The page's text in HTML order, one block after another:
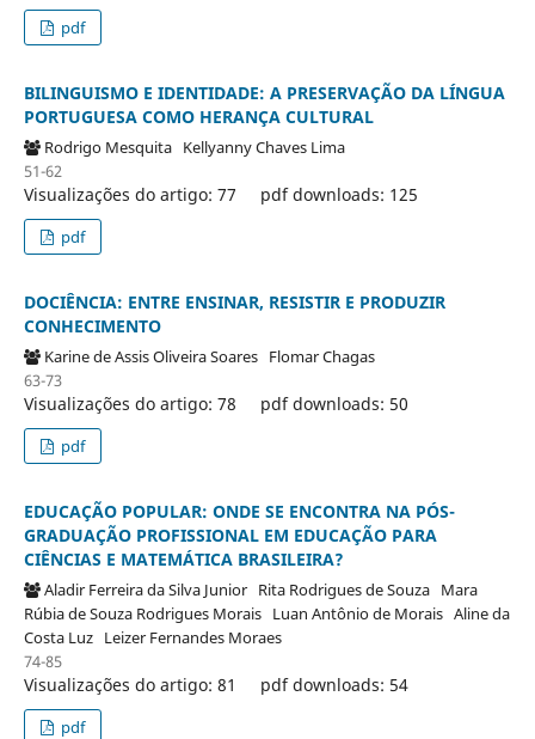
pdf
BILINGUISMO E IDENTIDADE: A PRESERVAÇÃO DA LÍNGUA
PORTUGUESA COMO HERANÇA CULTURAL
Rodrigo Mesquita Kellyanny Chaves Lima
51-62
Visualizações do artigo: 77 pdf downloads: 125
pdf
DOCIÊNCIA: ENTRE ENSINAR, RESISTIR E PRODUZIR
CONHECIMENTO
Karine de Assis Oliveira Soares Flomar Chagas
63-73
Visualizações do artigo: 78 pdf downloads: 50
pdf
EDUCAÇÃO POPULAR: ONDE SE ENCONTRA NA PÓS-
GRADUAÇÃO PROFISSIONAL EM EDUCAÇÃO PARA
CIÊNCIAS E MATEMÁTICA BRASILEIRA?
Aladir Ferreira da Silva Junior Rita Rodrigues de Souza Mara
Rúbia de Souza Rodrigues Morais Luan Antônio de Morais Aline da
Costa Luz Leizer Fernandes Moraes
74-85
Visualizações do artigo: 81 pdf downloads: 54
pdf